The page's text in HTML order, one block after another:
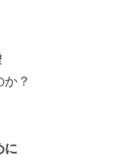
？
に